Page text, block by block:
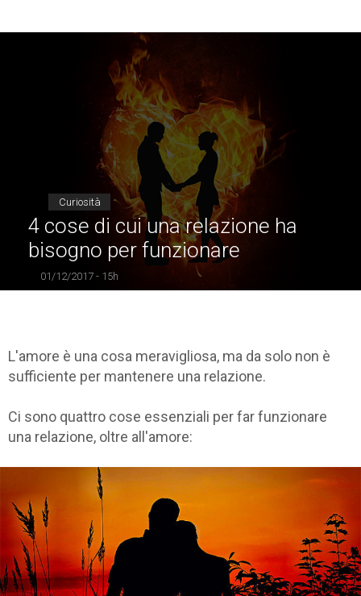
Curiosità
4 cose di cui una relazione ha
bisogno per funzionare
01/12/2017 - 15h
L'amore è una cosa meravigliosa, ma da solo non è
sufficiente per mantenere una relazione.
Ci sono quattro cose essenziali per far funzionare
una relazione, oltre all'amore: